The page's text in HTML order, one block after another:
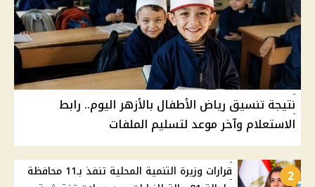
نتيجة تنسيق رياض الأطفال بالأزهر اليوم.. رابط
الاستعلام وآخر موعد لتسليم الملفات
2
قرارات وزيرة التنمية المحلية تنفذ بـ11 محافظة